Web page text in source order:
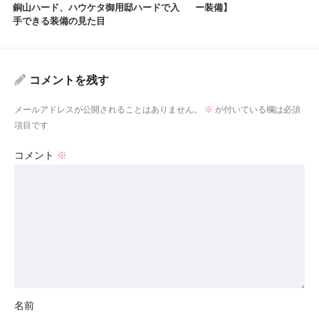
銅山ハード、ハウケタ御用邸ハードで入
手できる装備の見た目
ー装備】
コメントを残す
メールアドレスが公開されることはありません。 ※ が付いている欄は必須
項目です
コメント ※
名前